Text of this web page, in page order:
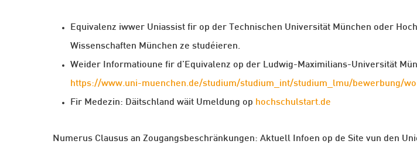
Equivalenz iwwer Uniassist fir op der Technischen Universität München oder
Wissenschaften München ze studéieren.
Weider Informatioune fir d’Equivalenz op der Ludwig-Maximilians-Universität
https://www.uni-muenchen.de/studium/studium_int/studium_lmu/bewerbung/
Fir Medezin: Däitschland wäit Umeldung op hochschulstart.de
Numerus Clausus an Zougangsbeschränkungen: Aktuell Infoen op de Site vun den